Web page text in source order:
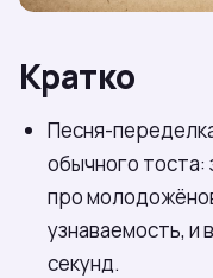
Кратко
Песня-
обычного тоста:
про
узнаваемость, и
секунд.